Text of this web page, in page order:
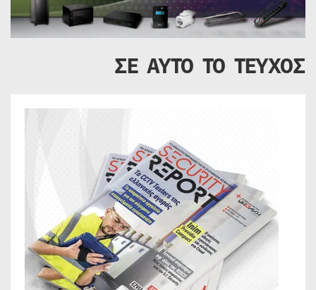
ΣΕ ΑΥΤΟ ΤΟ ΤΕΥΧΟΣ